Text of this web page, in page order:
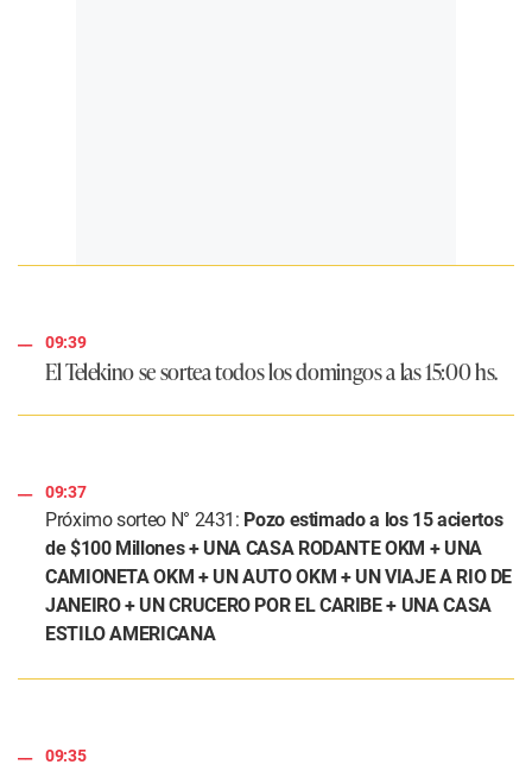
09:39
El Telekino se sortea todos los domingos a las 15:00 hs.
09:37
Próximo sorteo N° 2431: Pozo estimado a los 15 aciertos
de $100 Millones + UNA CASA RODANTE OKM + UNA
CAMIONETA OKM + UN AUTO OKM + UN VIAJE A RIO DE
JANEIRO + UN CRUCERO POR EL CARIBE + UNA CASA
ESTILO AMERICANA
09:35